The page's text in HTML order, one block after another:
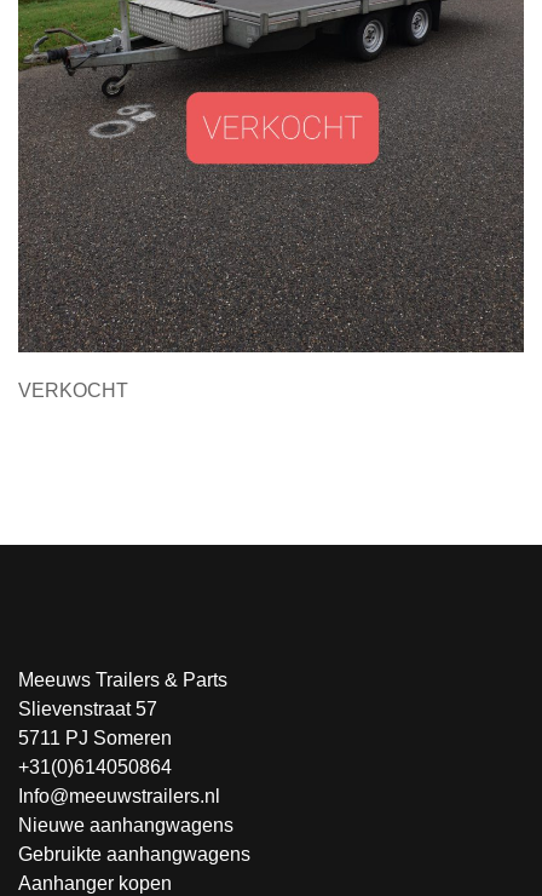
VERKOCHT
Meeuws Trailers & Parts
Slievenstraat 57
5711 PJ Someren
+31(0)614050864
Info@meeuwstrailers.nl
Nieuwe aanhangwagens
Gebruikte aanhangwagens
Aanhanger kopen